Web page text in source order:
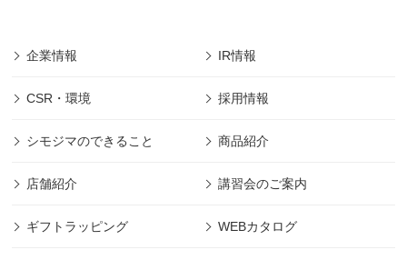
企業情報 IR情報
CSR・環境 採用情報
シモジマのできること 商品紹介
店舗紹介 講習会のご案内
ギフトラッピング WEBカタログ